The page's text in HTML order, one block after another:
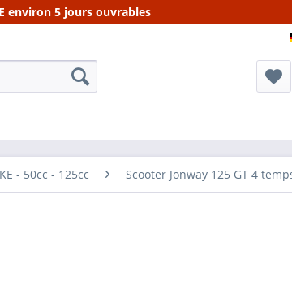
environ 5 jours ouvrables
- 50cc - 125cc Scooter Jonway 125 GT 4